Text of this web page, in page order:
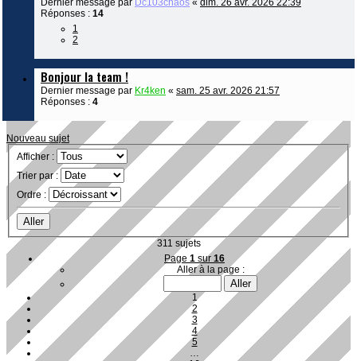
Dernier message par Dc103chaos « dim. 26 avr. 2026 22:39
Réponses : 14
1
2
Bonjour la team !
Dernier message par Kr4ken « sam. 25 avr. 2026 21:57
Réponses : 4
Nouveau sujet
Afficher :
Trier par :
Ordre :
311 sujets
Page 1 sur 16
Aller à la page :
1
2
3
4
5